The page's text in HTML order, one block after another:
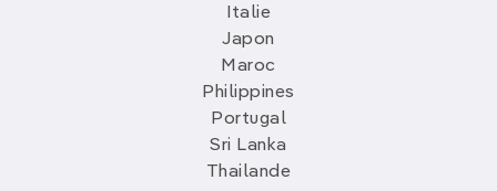
Italie
Japon
Maroc
Philippines
Portugal
Sri Lanka
Thailande